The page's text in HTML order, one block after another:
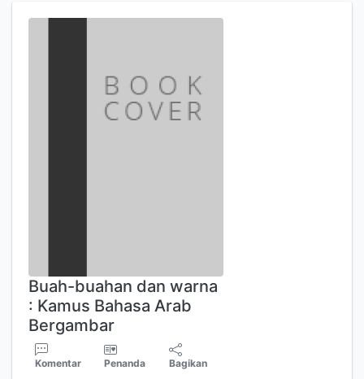
Buah-buahan dan warna
: Kamus Bahasa Arab
Bergambar
Komentar Penanda Bagikan